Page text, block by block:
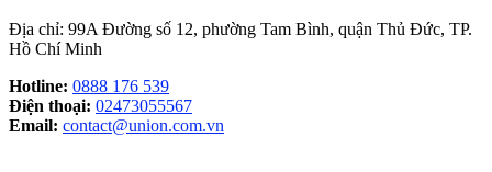
Địa chỉ: 99A Đường số 12, phường Tam Bình, quận Thủ Đức, TP.
Hồ Chí Minh
Hotline: 0888 176 539
Điện thoại: 02473055567
Email: contact@union.com.vn